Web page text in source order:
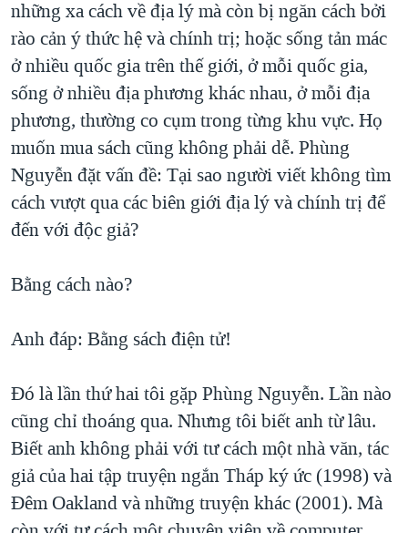
những xa cách về địa lý mà còn bị ngăn cách bởi
rào cản ý thức hệ và chính trị; hoặc sống tản mác
ở nhiều quốc gia trên thế giới, ở mỗi quốc gia,
sống ở nhiều địa phương khác nhau, ở mỗi địa
phương, thường co cụm trong từng khu vực. Họ
muốn mua sách cũng không phải dễ. Phùng
Nguyễn đặt vấn đề: Tại sao người viết không tìm
cách vượt qua các biên giới địa lý và chính trị để
đến với độc giả?
Bằng cách nào?
Anh đáp: Bằng sách điện tử!
Đó là lần thứ hai tôi gặp Phùng Nguyễn. Lần nào
cũng chỉ thoáng qua. Nhưng tôi biết anh từ lâu.
Biết anh không phải với tư cách một nhà văn, tác
giả của hai tập truyện ngắn Tháp ký ức (1998) và
Đêm Oakland và những truyện khác (2001). Mà